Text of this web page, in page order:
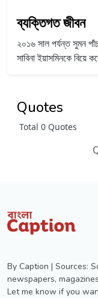
ব্যক্তিগত জীবন
২০১৬ সাল পর্যন্ত সুমন
সাবিনা ইয়াসমিনকে বিয়ে
Quotes
Total 0 Quotes
By Caption | Sources:
newspapers,
Let me know if you